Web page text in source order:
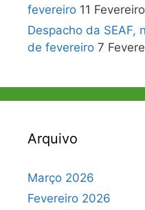
fevereiro 11
Despacho da SEAF,
de fevereiro 7
Arquivo
Março 2026
Fevereiro 2026